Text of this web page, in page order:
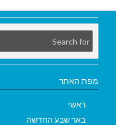
מפת האתר
ראשי
באר שבע החדשה